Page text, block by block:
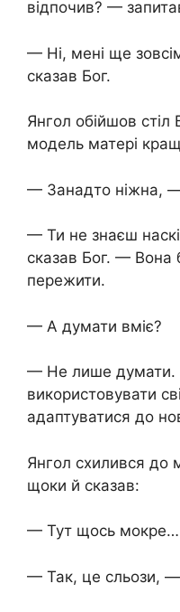
відпочив? —
— Ні, мені ще
сказав Бог.
Янгол обійшов стіл
модель матері
— Занадто ніжна, —
— Ти не знаєш
сказав Бог. — Вона
пережити.
— А думати вміє?
— Не лише думати.
використовувати
адаптуватися до
Янгол схилився до
щоки й сказав:
— Тут щось мокре…
— Так, це сльози, —